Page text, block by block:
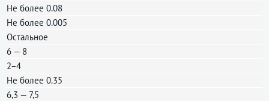
Не более 0.08
Не более 0.005
Остальное
6 — 8
2−4
Не более 0.35
6,3 — 7,5